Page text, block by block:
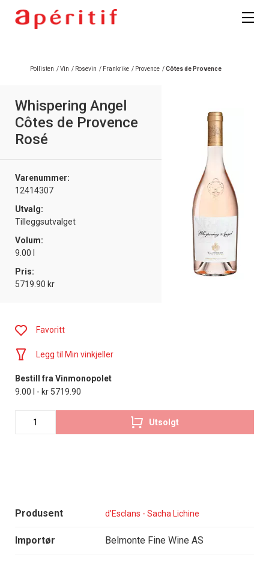
Pollisten /Vin / Rosevin / Frankrike / Provence /Côtes de Provence
Whispering Angel
Côtes de Provence
Rosé
Varenummer:
12414307
Utvalg:
Tilleggsutvalget
Volum:
9.00 l
Pris:
5719.90 kr
Produsent d'Esclans - Sacha Lichine
Importør Belmonte Fine Wine AS
Favoritt
Legg til Min vinkjeller
Bestill fra Vinmonopolet
9.00 l - kr 5719.90
Utsolgt